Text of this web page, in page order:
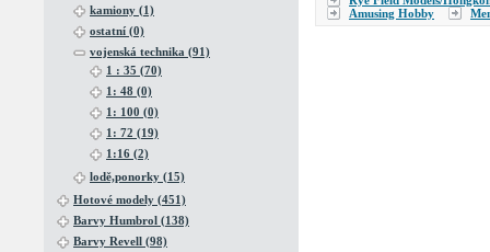
kamiony (1)
ostatní (0)
vojenská technika (91)
1 : 35 (70)
1: 48 (0)
1: 100 (0)
1: 72 (19)
1:16 (2)
lodě,ponorky (15)
Hotové modely (451)
Barvy Humbrol (138)
Barvy Revell (98)
Amusing Hobby